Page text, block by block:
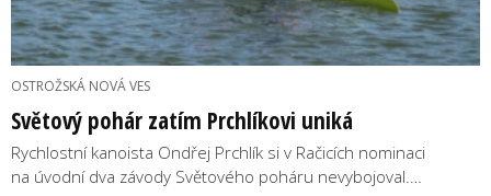
OSTROŽSKÁ NOVÁ VES
Světový pohár zatím Prchlíkovi uniká
Rychlostní kanoista Ondřej Prchlík si v Račicích nominaci
na úvodní dva závody Světového poháru nevybojoval.…